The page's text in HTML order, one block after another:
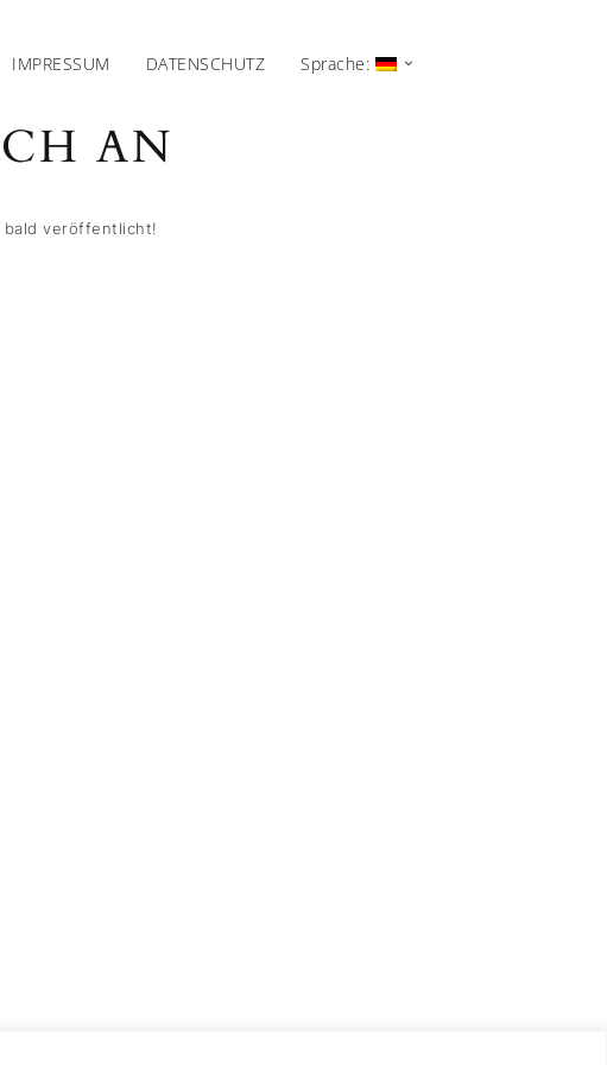
IMPRESSUM DATENSCHUTZ Sprache:
AN
bald veröffentlicht!